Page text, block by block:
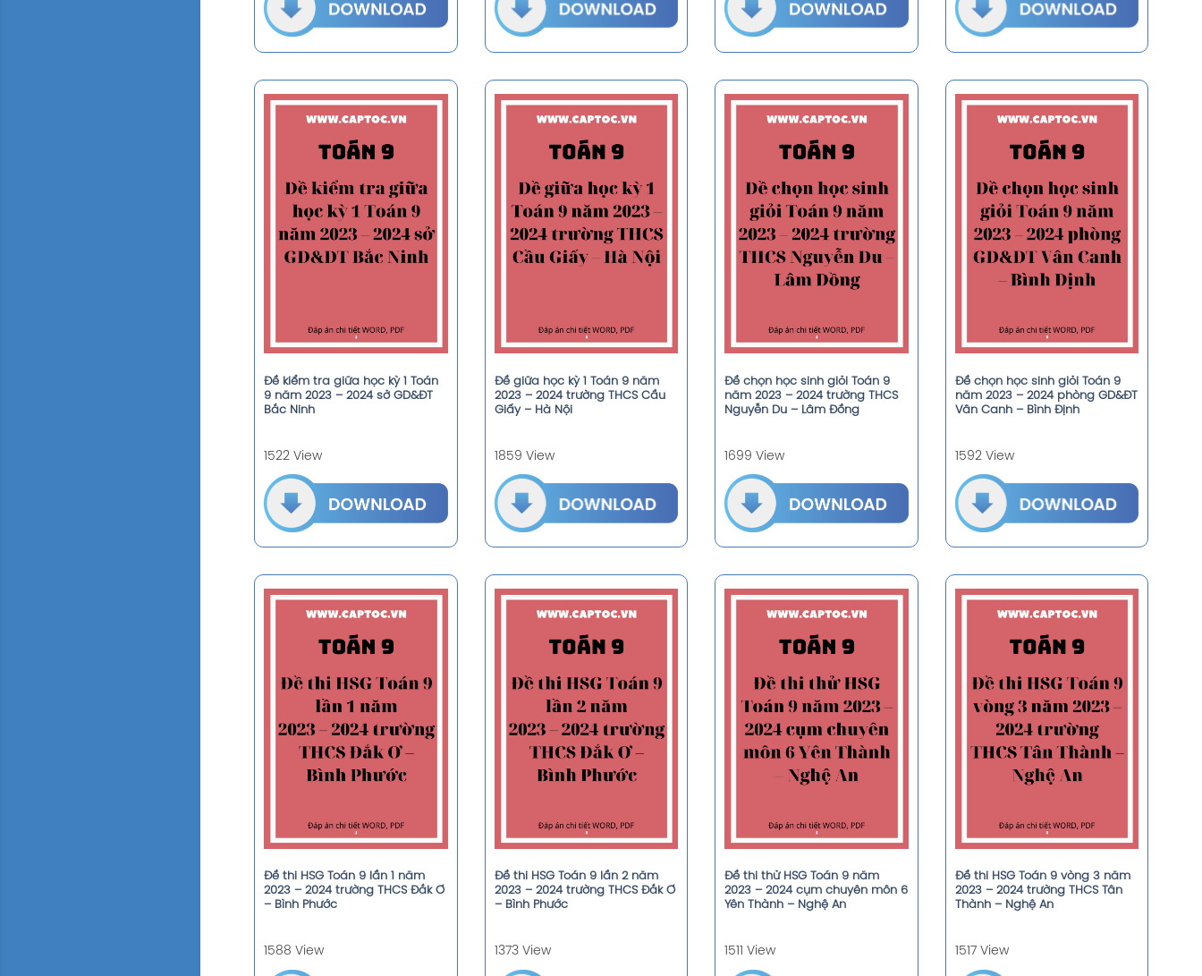
Đề kiểm tra giữa học kỳ 1 Toán
9 năm 2023 – 2024 sở GD&ĐT
Bắc Ninh
1522 View
Đề giữa học kỳ 1 Toán 9 năm
2023 – 2024 trường THCS Cầu
Giấy – Hà Nội
1859 View
Đề chọn học sinh giỏi Toán 9
năm 2023 – 2024 trường THCS
Nguyễn Du – Lâm Đồng
1699 View
Đề chọn học sinh giỏi Toán 9
năm 2023 – 2024 phòng GD&ĐT
Vân Canh – Bình Định
1592 View
Đề thi HSG Toán 9 lần 1 năm
2023 – 2024 trường THCS Đắk Ơ
– Bình Phước
1588 View
Đề thi HSG Toán 9 lần 2 năm
2023 – 2024 trường THCS Đắk Ơ
– Bình Phước
1373 View
Đề thi thử HSG Toán 9 năm
2023 – 2024 cụm chuyên môn 6
Yên Thành – Nghệ An
1511 View
Đề thi HSG Toán 9 vòng 3 năm
2023 – 2024 trường THCS Tân
Thành – Nghệ An
1517 View